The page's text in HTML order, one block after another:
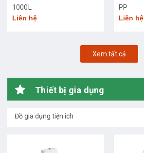
1000L
Liên hệ
PP
Liên hệ
Xem tất cả
Thiết bị gia dụng
Đồ gia dụng tiện ich